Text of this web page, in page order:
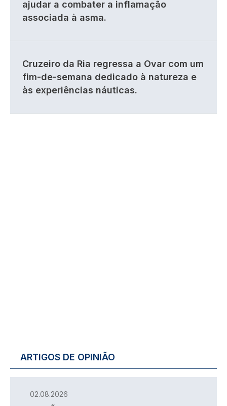
ajudar a combater a inflamação
associada à asma.
Cruzeiro da Ria regressa a Ovar com um
fim-de-semana dedicado à natureza e
às experiências náuticas.
ARTIGOS DE OPINIÃO
02.08.2026